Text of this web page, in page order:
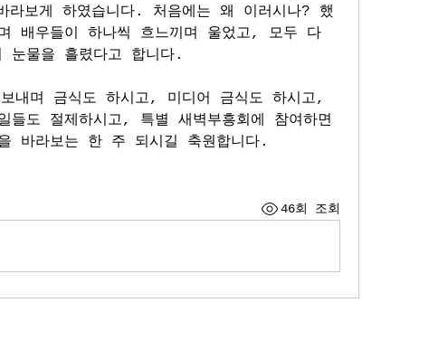
보게 하였습니다. 처음에는 왜 이러시나? 했
배우들이 하나씩 흐느끼며 울었고, 모두 다
눈물을 흘렸다고 합니다.
내며 금식도 하시고, 미디어 금식도 하시고,
들도 절제하시고, 특별 새벽부흥회에 참여하면
바라보는 한 주 되시길 축원합니다.
46회 조회